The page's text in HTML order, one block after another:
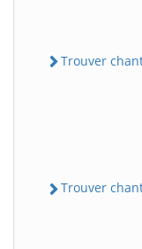
Trouver
Trouver